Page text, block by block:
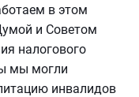
в этом
и Советом
налогового
мы могли
инвалидов